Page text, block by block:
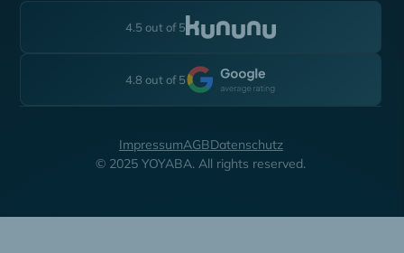
4.5 out of 5
4.8 out of 5
© 2025 YOYABA. All rights reserved.
ImpressumAGBDatenschutz